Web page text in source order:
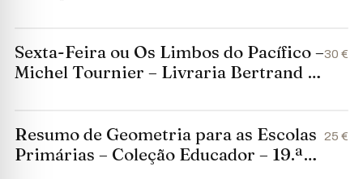
Sexta-Feira ou Os Limbos do Pacífico –
Michel Tournier – Livraria Bertrand –
30 €
Resumo de Geometria para as Escolas
Primárias – Coleção Educador – 19.ª
25 €